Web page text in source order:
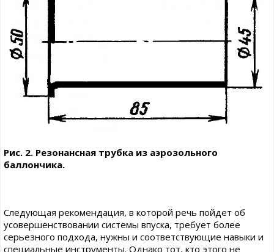
Рис. 2. Резонансная трубка из аэрозольного
баллончика.
Следующая рекомендация, в которой речь пойдет об
усовершенствовании системы впуска, требует более
серьезного подхода, нужны и соответствующие навыки и
специальные инструменты. Однако тот, кто этого не